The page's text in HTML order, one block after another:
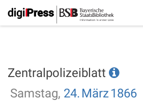
Zentralpolizeiblatt
Samstag, 24. März 1866